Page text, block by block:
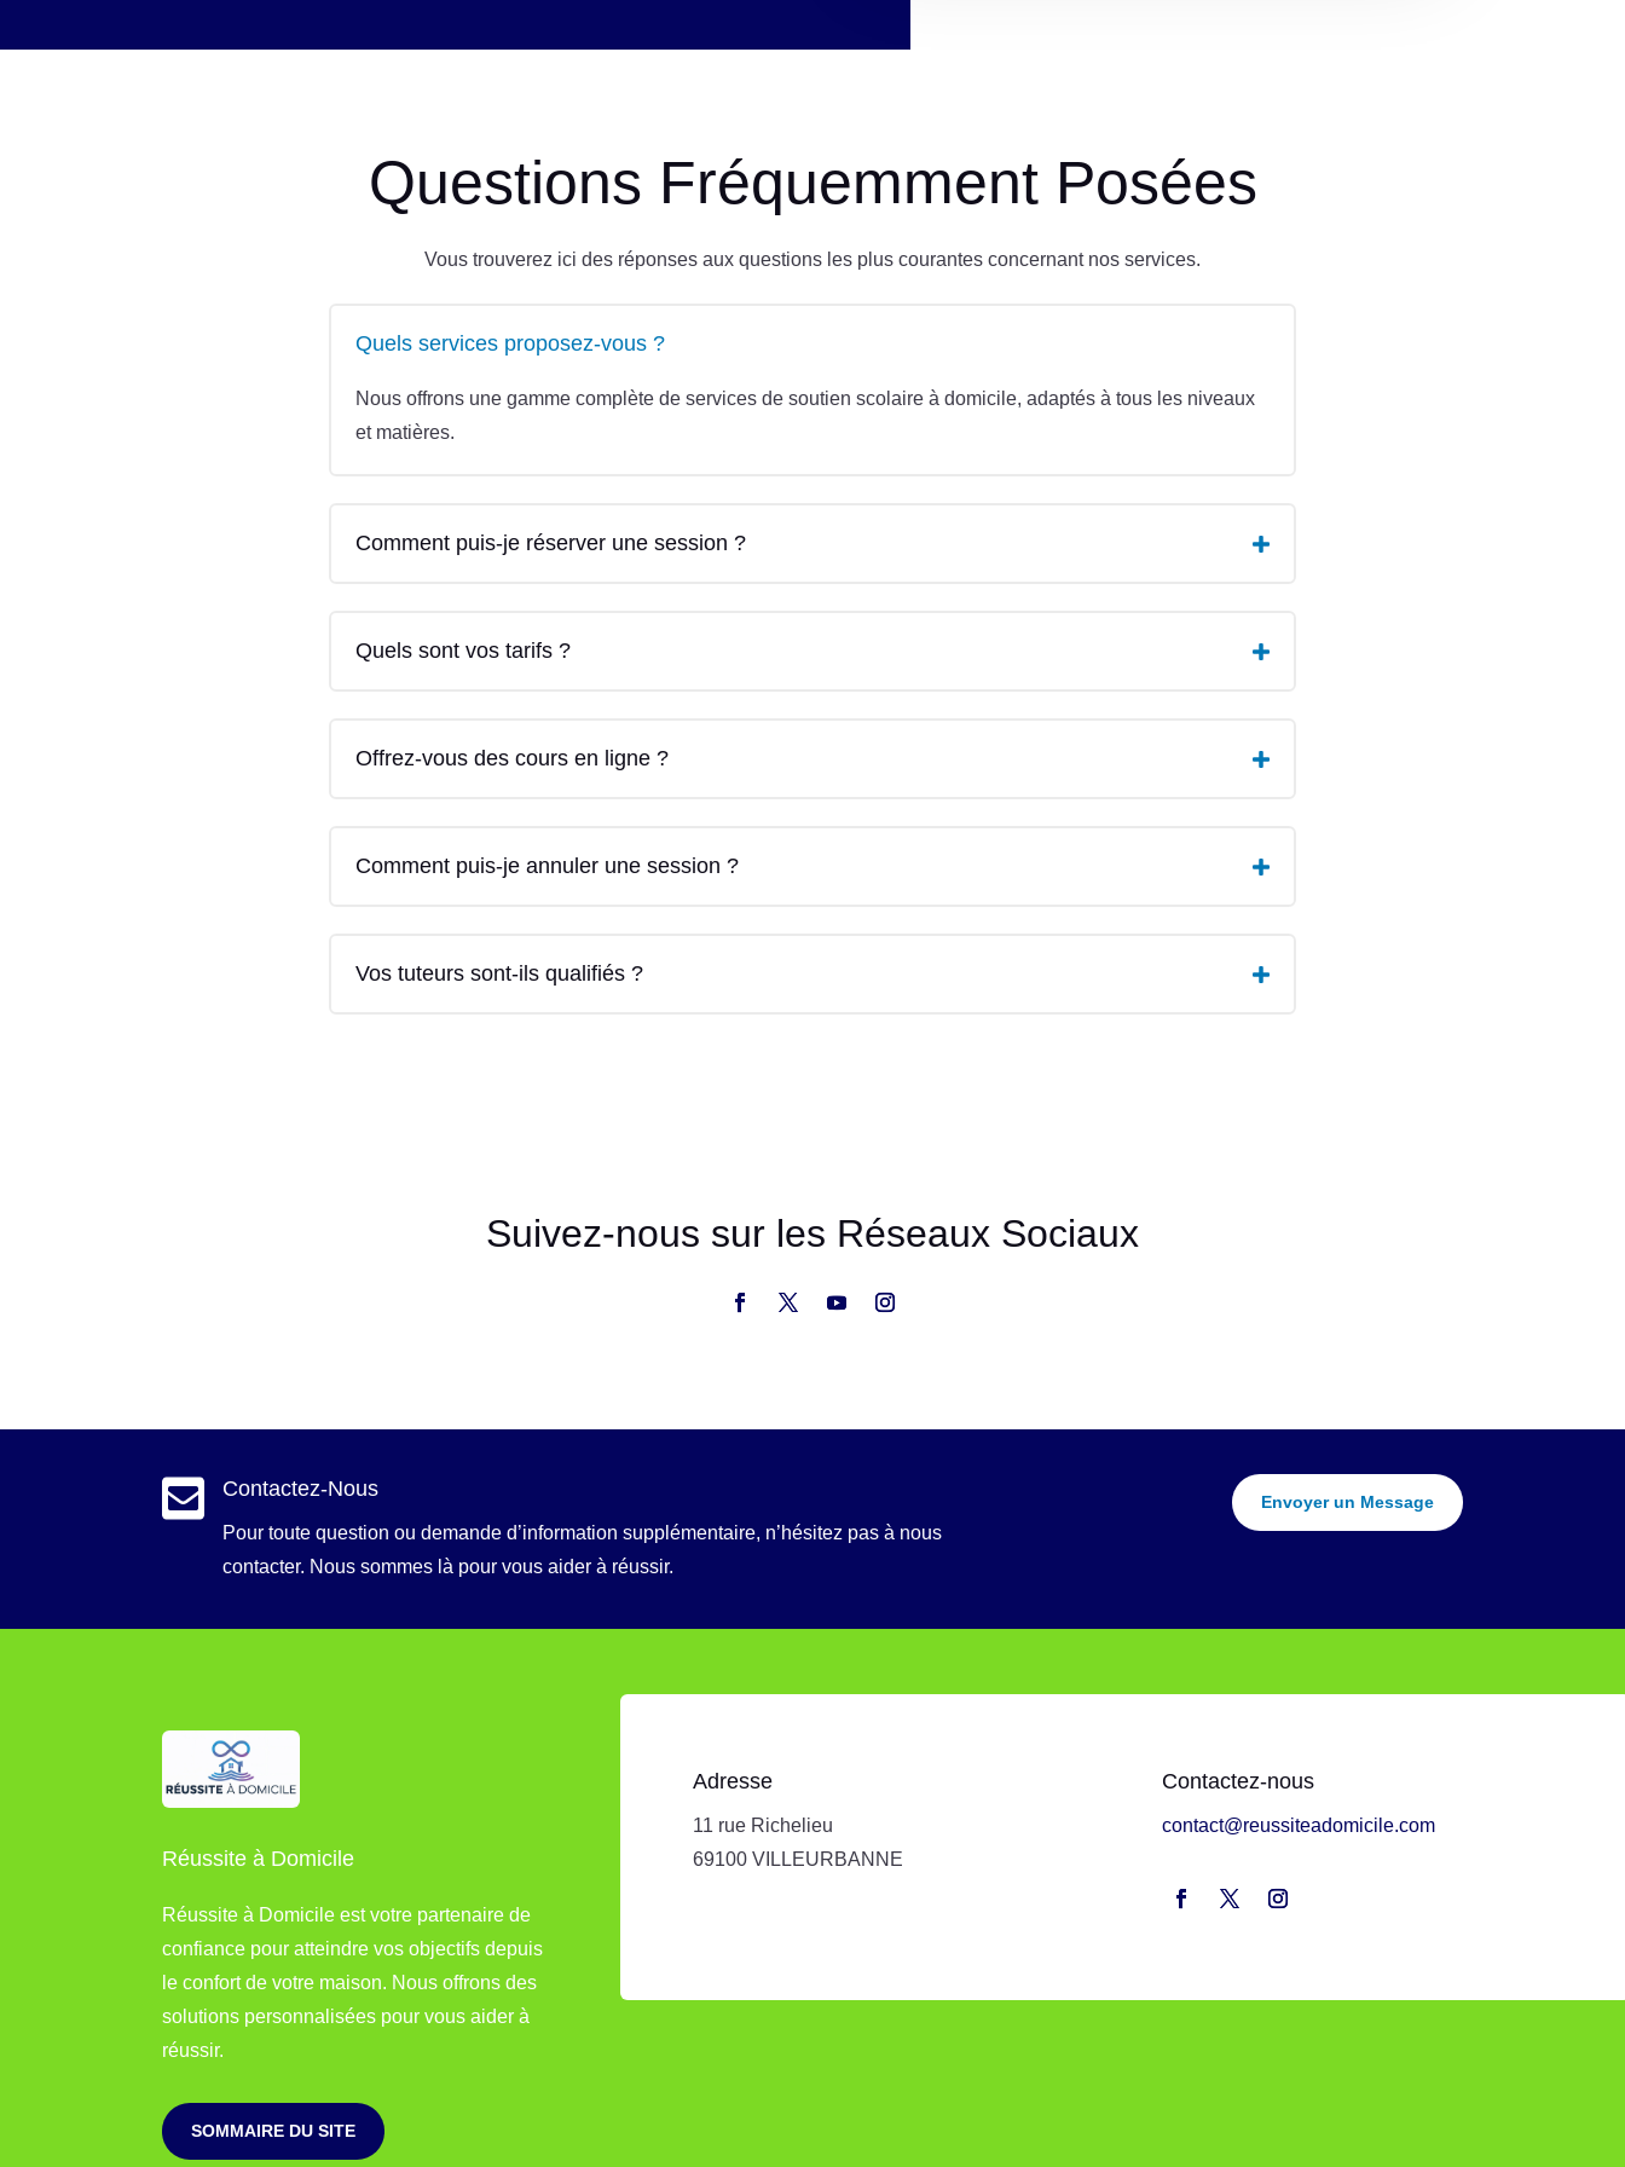
Questions Fréquemment Posées
Vous trouverez ici des réponses aux questions les plus courantes concernant nos services.
Quels services proposez-vous ?
Nous offrons une gamme complète de services de soutien scolaire à domicile, adaptés à tous les niveaux
et matières.
Comment puis-je réserver une session ?
Quels sont vos tarifs ?
Offrez-vous des cours en ligne ?
Comment puis-je annuler une session ?
Vos tuteurs sont-ils qualifiés ?
Suivez-nous sur les Réseaux Sociaux
 Contactez-Nous
Pour toute question ou demande d’information supplémentaire, n’hésitez pas à nous
contacter. Nous sommes là pour vous aider à réussir.
Envoyer un Message
Réussite à Domicile
Réussite à Domicile est votre partenaire de
confiance pour atteindre vos objectifs depuis
le confort de votre maison. Nous offrons des
solutions personnalisées pour vous aider à
réussir.
SOMMAIRE DU SITE
Adresse
11 rue Richelieu
69100 VILLEURBANNE
Contactez-nous
contact@reussiteadomicile.com